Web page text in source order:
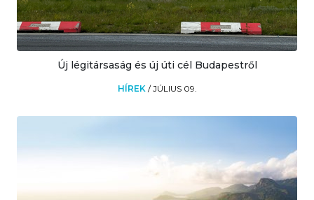
Új légitársaság és új úti cél Budapestről
HÍREK /JÚLIUS 09.